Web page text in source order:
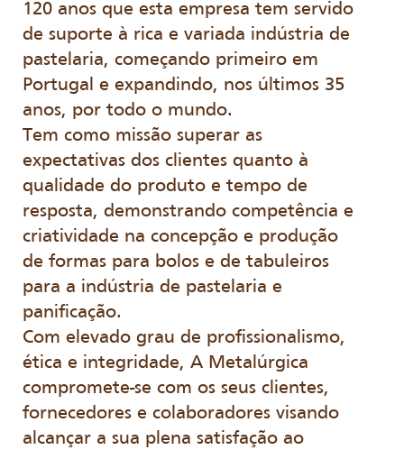
120 anos que esta empresa tem servido
de suporte à rica e variada indústria de
pastelaria, começando primeiro em
Portugal e expandindo, nos últimos 35
anos, por todo o mundo.
Tem como missão superar as
expectativas dos clientes quanto à
qualidade do produto e tempo de
resposta, demonstrando competência e
criatividade na concepção e produção
de formas para bolos e de tabuleiros
para a indústria de pastelaria e
panificação.
Com elevado grau de profissionalismo,
ética e integridade, A Metalúrgica
compromete-se com os seus clientes,
fornecedores e colaboradores visando
alcançar a sua plena satisfação ao